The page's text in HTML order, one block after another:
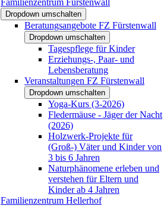
Dropdown umschalten
Beratungsangebote FZ Fürstenwall
Dropdown umschalten
Tagespflege für Kinder
Erziehungs-, Paar- und
Lebensberatung
Veranstaltungen FZ Fürstenwall
Dropdown umschalten
Yoga-Kurs (3-2026)
Fledermäuse - Jäger der Nacht
(2026)
Holzwerk-Projekte für
(Groß-) Väter und Kinder von
3 bis 6 Jahren
Naturphänomene erleben und
verstehen für Eltern und
Kinder ab 4 Jahren
Familienzentrum Hellerhof